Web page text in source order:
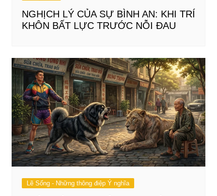
NGHỊCH LÝ CỦA SỰ BÌNH AN: KHI TRÍ
KHÔN BẤT LỰC TRƯỚC NỖI ĐAU
Lẽ Sống - Những thông điệp Ý nghĩa